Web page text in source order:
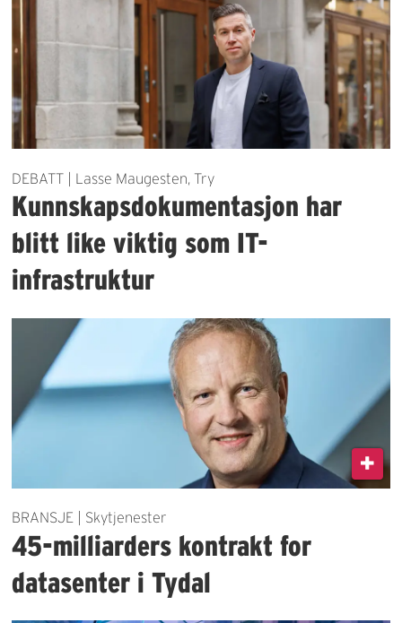
DEBATT | Lasse Maugesten, Try
Kunnskapsdokumentasjon har
blitt like viktig som IT-
infrastruktur
BRANSJE | Skytjenester
45-milliarders kontrakt for
datasenter i Tydal